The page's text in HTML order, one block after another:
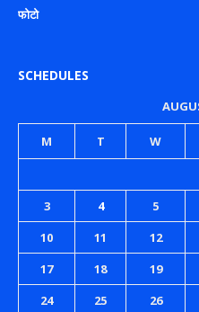
फोटो
SCHEDULES
M T W
3
4 5
10
11 12
17
18 19
24
25 26